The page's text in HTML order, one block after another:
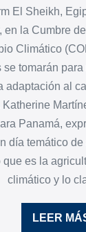
El Sheikh,
en la Cumbre
Climático
se tomarán
adaptación al
Panamá,
día temático
que es la
climático y lo
LEER